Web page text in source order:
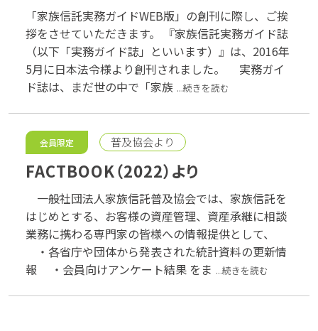
「家族信託実務ガイドWEB版」の創刊に際し、ご挨
拶をさせていただきます。 『家族信託実務ガイド誌
（以下「実務ガイド誌」といいます）』は、2016年
5月に日本法令様より創刊されました。 実務ガイ
ド誌は、まだ世の中で「家族 ...続きを読む
会員限定 普及協会より
FACTBOOK（2022）より
一般社団法人家族信託普及協会では、家族信託を
はじめとする、お客様の資産管理、資産承継に相談
業務に携わる専門家の皆様への情報提供として、
・各省庁や団体から発表された統計資料の更新情
報 ・会員向けアンケート結果 をま ...続きを読む